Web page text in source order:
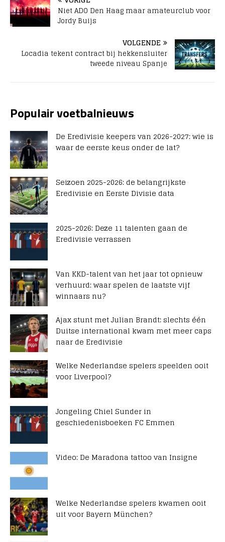
Niet ADO Den Haag maar amateurclub voor
Jordy Buijs
VOLGENDE
Locadia tekent contract bij hekkensluiter
tweede niveau Spanje
Populair voetbalnieuws
De Eredivisie keepers van 2026-2027: wie is
waar de eerste keus onder de lat?
Seizoen 2025-2026: de belangrijkste
Eredivisie en Eerste Divisie data
2025-2026: Deze 11 talenten gaan de
Eredivisie verrassen
Van KKD-talent van het jaar tot opnieuw
verhuurd: waar spelen de laatste vijf
winnaars nu?
Ajax stunt met Julian Brandt: slechts één
Duitse international kwam met meer caps
naar de Eredivisie
Welke Nederlandse spelers speelden ooit
voor Liverpool?
Jongeling Chiel Sunder in
geschiedenisboeken FC Emmen
Video: De Maradona tattoo van Insigne
Welke Nederlandse spelers kwamen ooit
uit voor Bayern München?